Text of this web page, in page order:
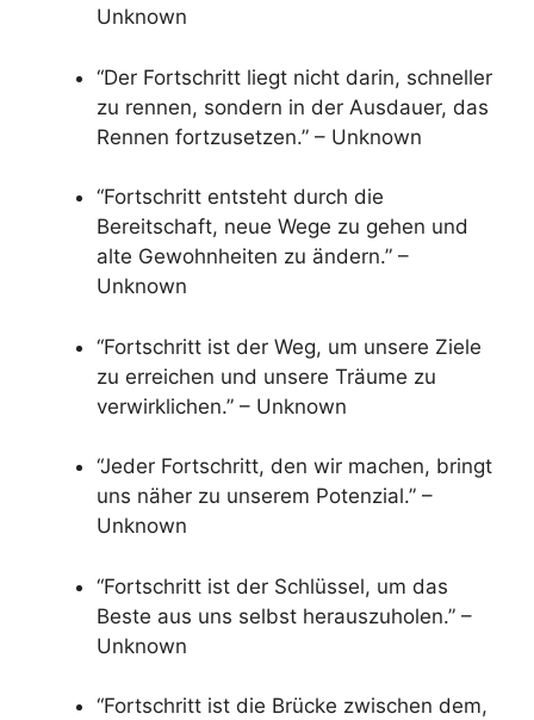
Unknown
“Der Fortschritt liegt nicht darin, schneller
zu rennen, sondern in der Ausdauer, das
Rennen fortzusetzen.” – Unknown
“Fortschritt entsteht durch die
Bereitschaft, neue Wege zu gehen und
alte Gewohnheiten zu ändern.” –
Unknown
“Fortschritt ist der Weg, um unsere Ziele
zu erreichen und unsere Träume zu
verwirklichen.” – Unknown
“Jeder Fortschritt, den wir machen, bringt
uns näher zu unserem Potenzial.” –
Unknown
“Fortschritt ist der Schlüssel, um das
Beste aus uns selbst herauszuholen.” –
Unknown
“Fortschritt ist die Brücke zwischen dem,